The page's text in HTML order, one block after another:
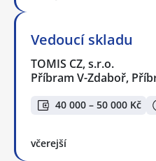
Vedoucí skladu
TOMIS CZ, s.r.o.
Příbram V-Zdaboř,
40 000 – 50 000 Kč
včerejší